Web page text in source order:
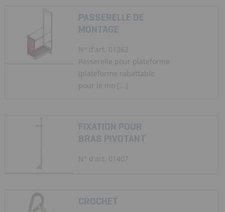
PASSERELLE DE
MONTAGE
N° d'art. 01362
Passerelle pour plateforme
(plateforme rabattable
pour le mo [...]
FIXATION POUR
BRAS PIVOTANT
N° d'art. 01407
CROCHET